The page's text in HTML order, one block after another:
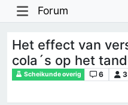
Forum
Het effect van
cola´s op het
Scheikunde overig 6 3